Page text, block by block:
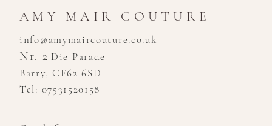
AMY MAIR COUTURE
info@amymaircouture.co.uk
Nr. 2 Die Parade
Barry, CF62 6SD
Tel: 07531520158